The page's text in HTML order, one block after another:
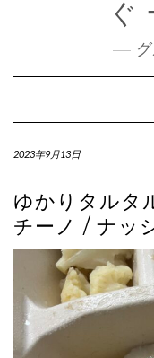
2023年9月13日
ゆかりタルタ
チーノ / ナッ